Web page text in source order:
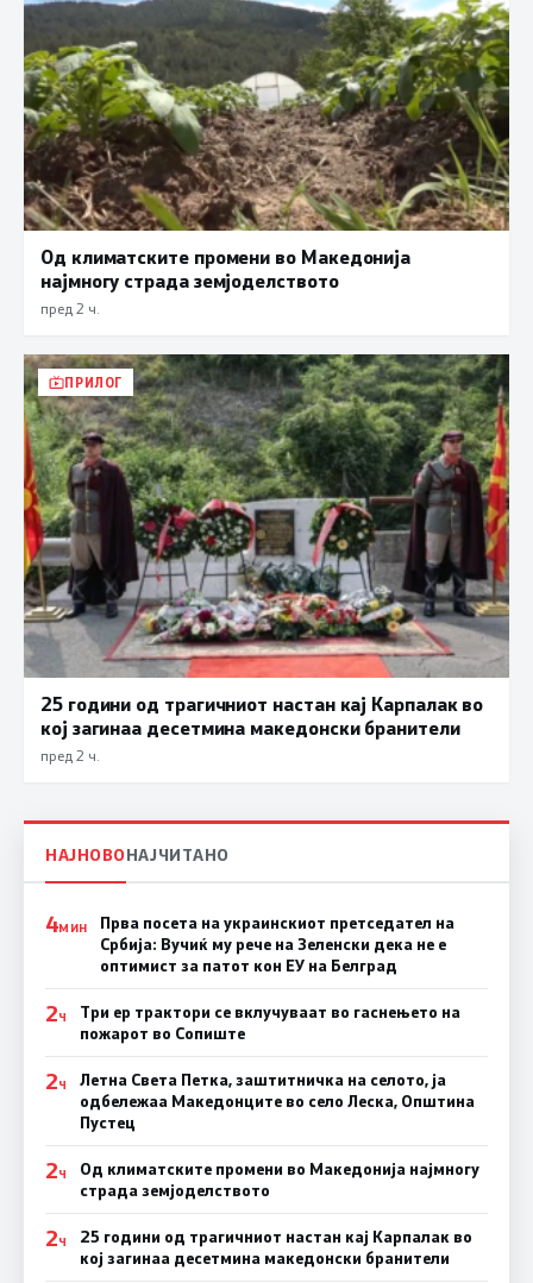
Од климатските промени во Македонија
најмногу страда земјоделството
пред 2 ч.
ПРИЛОГ
25 години од трагичниот настан кај Карпалак во
кој загинаа десетмина македонски бранители
пред 2 ч.
НАЈНОВОНАЈЧИТАНО
4МИН
Прва посета на украинскиот претседател на
Србија: Вучиќ му рече на Зеленски дека не е
оптимист за патот кон ЕУ на Белград
2Ч
Три ер трактори се вклучуваат во гаснењето на
пожарот во Сопиште
2Ч
Летна Света Петка, заштитничка на селото, ја
одбележаа Македонците во село Леска, Општина
Пустец
2Ч
Од климатските промени во Македонија најмногу
страда земјоделството
2Ч
25 години од трагичниот настан кај Карпалак во
кој загинаа десетмина македонски бранители